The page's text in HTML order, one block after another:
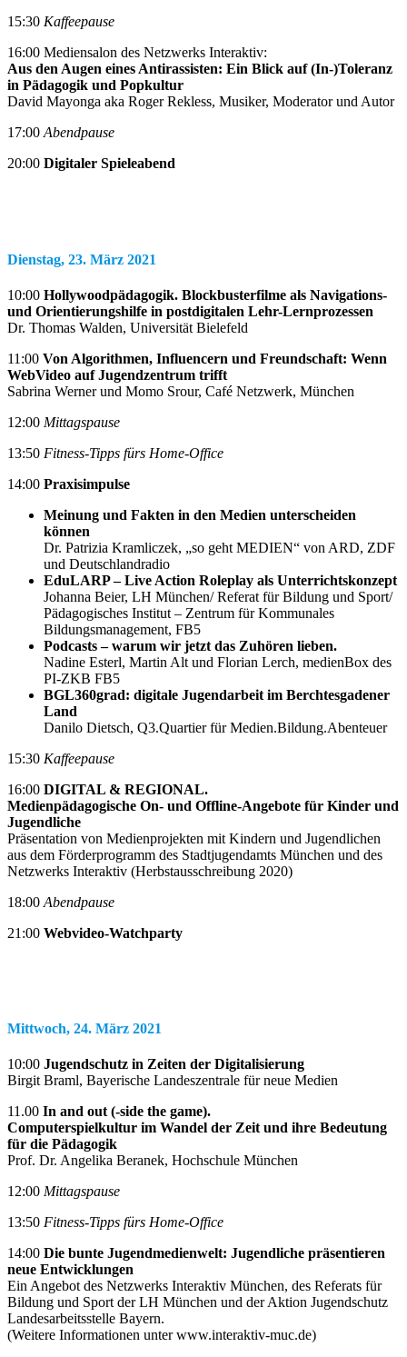
15:30 Kaffeepause
16:00 Mediensalon des Netzwerks Interaktiv:
Aus den Augen eines Antirassisten: Ein Blick auf (In-)Toleranz
in Pädagogik und Popkultur
David Mayonga aka Roger Rekless, Musiker, Moderator und Autor
17:00Abendpause
20:00 Digitaler Spieleabend
Dienstag, 23. März 2021
10:00 Hollywoodpädagogik. Blockbusterfilme als Navigations-
und Orientierungshilfe in postdigitalen Lehr-Lernprozessen
Dr. Thomas Walden, Universität Bielefeld
11:00 Von Algorithmen, Influencern und Freundschaft: Wenn
WebVideo auf Jugendzentrum trifft
Sabrina Werner und Momo Srour, Café Netzwerk, München
12:00 Mittagspause
13:50 Fitness-Tipps fürs Home-Office
14:00 Praxisimpulse
Meinung und Fakten in den Medien unterscheiden
können
Dr. Patrizia Kramliczek, „so geht MEDIEN“ von ARD, ZDF
und Deutschlandradio
EduLARP – Live Action Roleplay als Unterrichtskonzept
Johanna Beier, LH München/ Referat für Bildung und Sport/
Pädagogisches Institut – Zentrum für Kommunales
Bildungsmanagement, FB5
Podcasts – warum wir jetzt das Zuhören lieben.
Nadine Esterl, Martin Alt und Florian Lerch, medienBox des
PI-ZKB FB5
BGL360grad: digitale Jugendarbeit im Berchtesgadener
Land
Danilo Dietsch, Q3.Quartier für Medien.Bildung.Abenteuer
15:30 Kaffeepause
16:00 DIGITAL & REGIONAL.
Medienpädagogische On- und Offline-Angebote für Kinder und
Jugendliche
Präsentation von Medienprojekten mit Kindern und Jugendlichen
aus dem Förderprogramm des Stadtjugendamts München und des
Netzwerks Interaktiv (Herbstausschreibung 2020)
18:00 Abendpause
21:00 Webvideo-Watchparty
Mittwoch, 24. März 2021
10:00 Jugendschutz in Zeiten der Digitalisierung
Birgit Braml, Bayerische Landeszentrale für neue Medien
11.00 In and out (-side the game).
Computerspielkultur im Wandel der Zeit und ihre Bedeutung
für die Pädagogik
Prof. Dr. Angelika Beranek, Hochschule München
12:00 Mittagspause
13:50 Fitness-Tipps fürs Home-Office
14:00 Die bunte Jugendmedienwelt: Jugendliche präsentieren
neue Entwicklungen
Ein Angebot des Netzwerks Interaktiv München, des Referats für
Bildung und Sport der LH München und der Aktion Jugendschutz
Landesarbeitsstelle Bayern.
(Weitere Informationen unter www.interaktiv-muc.de)